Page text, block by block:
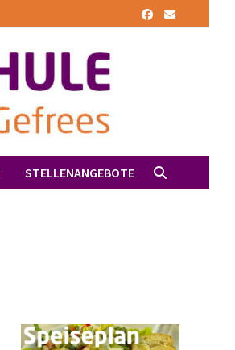
STELLENANGEBOTE